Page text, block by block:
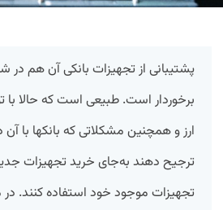
پشتیبانی از تجهیزات بانکی آن هم در
برخوردار است. طبیعی است که حالا
ارز و همچنین مشکلاتی که بانکها با
ترجیح دهند به‌جای خرید تجهیزات
تجهیزات موجود خود استفاده کنند.